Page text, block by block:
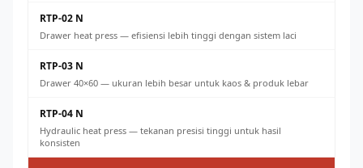
RTP-02 N
Drawer heat press — efisiensi lebih tinggi dengan sistem laci
RTP-03 N
Drawer 40×60 — ukuran lebih besar untuk kaos & produk lebar
RTP-04 N
Hydraulic heat press — tekanan presisi tinggi untuk hasil
konsisten